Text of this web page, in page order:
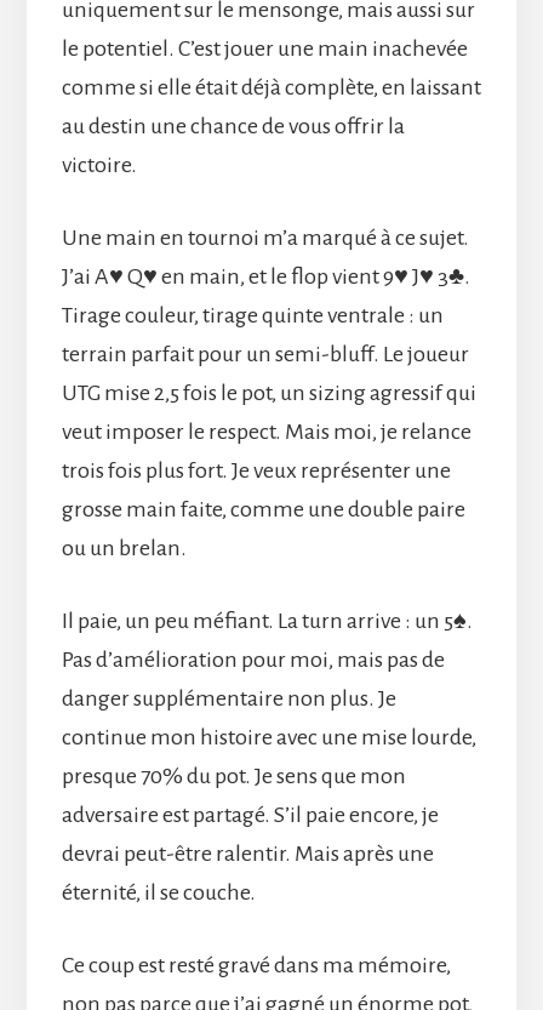
uniquement sur le mensonge, mais aussi sur
le potentiel. C’est jouer une main inachevée
comme si elle était déjà complète, en laissant
au destin une chance de vous offrir la
victoire.
Une main en tournoi m’a marqué à ce sujet.
J’ai A♥ Q♥ en main, et le flop vient 9♥ J♥ 3♣.
Tirage couleur, tirage quinte ventrale : un
terrain parfait pour un semi-bluff. Le joueur
UTG mise 2,5 fois le pot, un sizing agressif qui
veut imposer le respect. Mais moi, je relance
trois fois plus fort. Je veux représenter une
grosse main faite, comme une double paire
ou un brelan.
Il paie, un peu méfiant. La turn arrive : un 5♠.
Pas d’amélioration pour moi, mais pas de
danger supplémentaire non plus. Je
continue mon histoire avec une mise lourde,
presque 70% du pot. Je sens que mon
adversaire est partagé. S’il paie encore, je
devrai peut-être ralentir. Mais après une
éternité, il se couche.
Ce coup est resté gravé dans ma mémoire,
non pas parce que j’ai gagné un énorme pot,